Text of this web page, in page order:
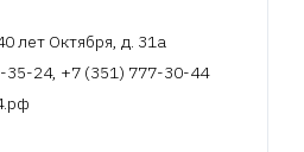
лет Октября, д. 31а
35-24, +7 (351) 777-30-44